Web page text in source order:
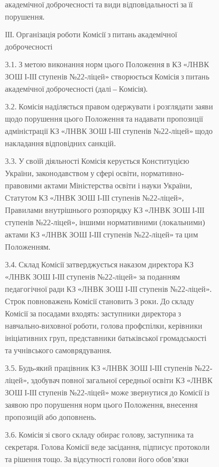
академічної доброчесності та види відповідальності за її
порушення.
ІІІ. Організація роботи Комісії з питань академічної
доброчесності
3.1. З метою виконання норм цього Положення в КЗ «ЛНВК
ЗОШ І-ІІІ ступенів №22-ліцей» створюється Комісія з питань
академічної доброчесності (далі – Комісія).
3.2. Комісія наділяється правом одержувати і розглядати заяви
щодо порушення цього Положення та надавати пропозиції
адміністрації КЗ «ЛНВК ЗОШ І-ІІІ ступенів №22-ліцей» щодо
накладання відповідних санкцій.
3.3. У своїй діяльності Комісія керується Конституцією
України, законодавством у сфері освіти, нормативно-
правовими актами Міністерства освіти і науки України,
Статутом КЗ «ЛНВК ЗОШ І-ІІІ ступенів №22-ліцей»,
Правилами внутрішнього розпорядку КЗ «ЛНВК ЗОШ І-ІІІ
ступенів №22-ліцей», іншими нормативними (локальними)
актами КЗ «ЛНВК ЗОШ І-ІІІ ступенів №22-ліцей» та цим
Положенням.
3.4. Склад Комісії затверджується наказом директора КЗ
«ЛНВК ЗОШ І-ІІІ ступенів №22-ліцей» за поданням
педагогічної ради КЗ «ЛНВК ЗОШ І-ІІІ ступенів №22-ліцей».
Строк повноважень Комісії становить 3 роки. До складу
Комісії за посадами входять: заступники директора з
навчально-виховної роботи, голова профспілки, керівники
ініціативних груп, представники батьківської громадськості
та учнівського самоврядування.
3.5. Будь-який працівник КЗ «ЛНВК ЗОШ І-ІІІ ступенів №22-
ліцей», здобувач повної загальної середньої освіти КЗ «ЛНВК
ЗОШ І-ІІІ ступенів №22-ліцей» може звернутися до Комісії із
заявою про порушення норм цього Положення, внесення
пропозицій або доповнень.
3.6. Комісія зі свого складу обирає голову, заступника та
секретаря. Голова Комісії веде засідання, підписує протоколи
та рішення тощо. За відсутності голови його обов’язки